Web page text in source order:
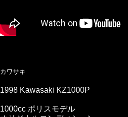
カワサキ
1998 Kawasaki KZ1000P
1000cc ポリスモデル